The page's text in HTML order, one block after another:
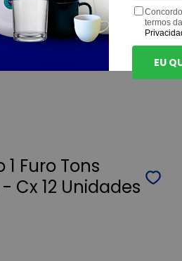
Furo Tons
Cx 12 Unidades
termos
EU